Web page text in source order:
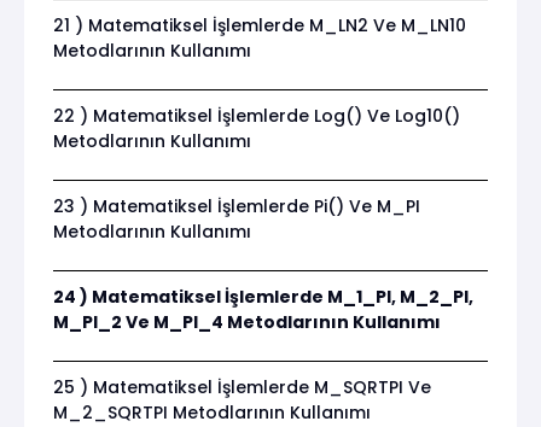
21 ) Matematiksel İşlemlerde M_LN2 Ve M_LN10
Metodlarının Kullanımı
22 ) Matematiksel İşlemlerde Log() Ve Log10()
Metodlarının Kullanımı
23 ) Matematiksel İşlemlerde Pi() Ve M_PI
Metodlarının Kullanımı
24 ) Matematiksel İşlemlerde M_1_PI, M_2_PI,
M_PI_2 Ve M_PI_4 Metodlarının Kullanımı
25 ) Matematiksel İşlemlerde M_SQRTPI Ve
M_2_SQRTPI Metodlarının Kullanımı